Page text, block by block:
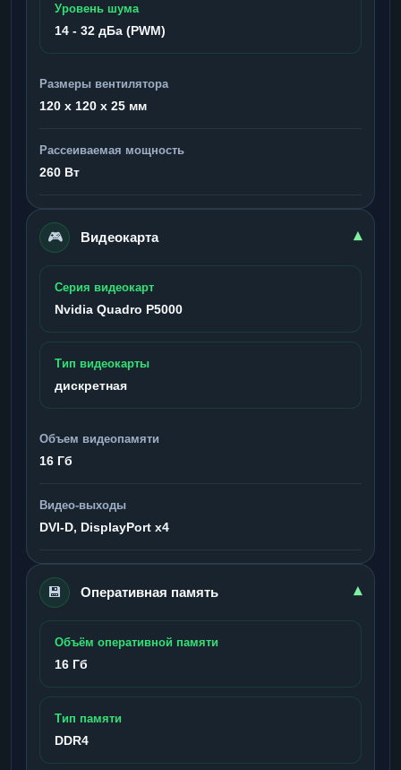
Уровень шума
14 - 32 дБа (PWM)
Размеры вентилятора
120 x 120 x 25 мм
Рассеиваемая мощность
260 Вт
🎮 Видеокарта ▾
Серия видеокарт
Nvidia Quadro P5000
Тип видеокарты
дискретная
Объем видеопамяти
16 Гб
Видео-выходы
DVI-D, DisplayPort x4
💾 Оперативная память ▾
Объём оперативной памяти
16 Гб
Тип памяти
DDR4